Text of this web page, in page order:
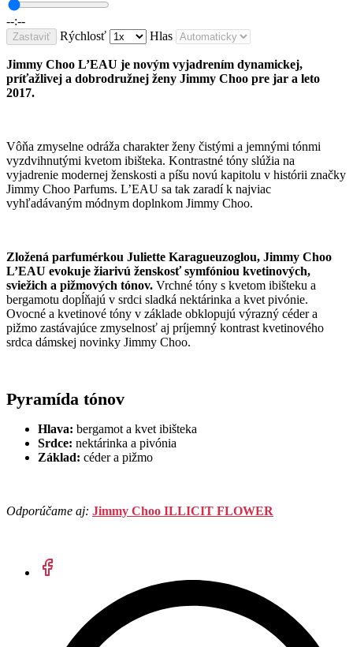
--:--
Zastaviť Rýchlosť Hlas
Jimmy Choo L’EAU je novým vyjadrením dynamickej,
príťažlivej a dobrodružnej ženy Jimmy Choo pre jar a leto
2017.
Vôňa zmyselne odráža charakter ženy čistými a jemnými tónmi
vyzdvihnutými kvetom ibišteka. Kontrastné tóny slúžia na
vyjadrenie modernej ženskosti a píšu novú kapitolu v histórii značky
Jimmy Choo Parfums. L’EAU sa tak zaradí k najviac
vyhľadávaným módnym doplnkom Jimmy Choo.
Zložená parfumérkou Juliette Karagueuzoglou, Jimmy Choo
L’EAU evokuje žiarivú ženskosť symfóniou kvetinových,
sviežich a pižmových tónov. Vrchné tóny s kvetom ibišteku a
bergamotu dopĺňajú v srdci sladká nektárinka a kvet pivónie.
Ovocné a kvetinové tóny v základe obklopujú výrazný céder a
pižmo zastávajúce zmyselnosť aj príjemný kontrast kvetinového
srdca dámskej novinky Jimmy Choo.
Pyramída tónov
Hlava: bergamot a kvet ibišteka
Srdce: nektárinka a pivónia
Základ: céder a pižmo
Odporúčame aj: Jimmy Choo ILLICIT FLOWER